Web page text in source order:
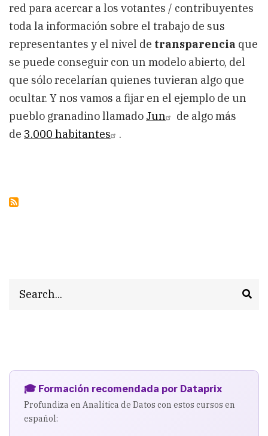
red para acercar a los votantes / contribuyentes
toda la información sobre el trabajo de sus
representantes y el nivel de transparencia que
se puede conseguir con un modelo abierto, del
que sólo recelarían quienes tuvieran algo que
ocultar. Y nos vamos a fijar en el ejemplo de un
pueblo granadino llamado Jun
de algo más
de 3.000 habitantes .
🎓 Formación recomendada por Dataprix
Profundiza en Analítica de Datos con estos cursos en
español: